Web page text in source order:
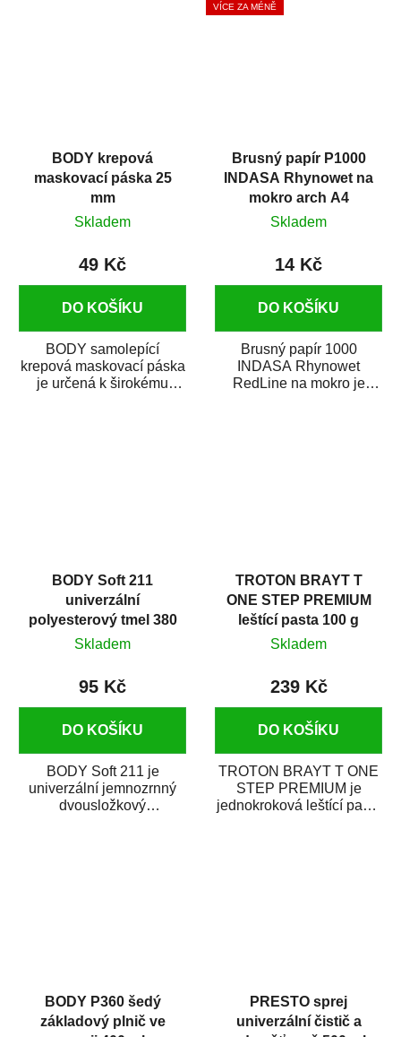
BODY krepová
maskovací páska 25
mm
Skladem
49 Kč
DO KOŠÍKU
BODY samolepící
krepová maskovací páska
je určená k širokému
VÍCE ZA MÉNĚ
Brusný papír P1000
INDASA Rhynowet na
mokro arch A4
Skladem
14 Kč
DO KOŠÍKU
Brusný papír 1000
INDASA Rhynowet
RedLine na mokro je
BODY Soft 211
univerzální
polyesterový tmel 380
g
Skladem
95 Kč
DO KOŠÍKU
BODY Soft 211 je
univerzální jemnozrnný
dvousložkový
TROTON BRAYT T
ONE STEP PREMIUM
leštící pasta 100 g
Skladem
239 Kč
DO KOŠÍKU
TROTON BRAYT T ONE
STEP PREMIUM je
jednokroková leštící pasta
BODY P360 šedý
základový plnič ve
PRESTO sprej
univerzální čistič a